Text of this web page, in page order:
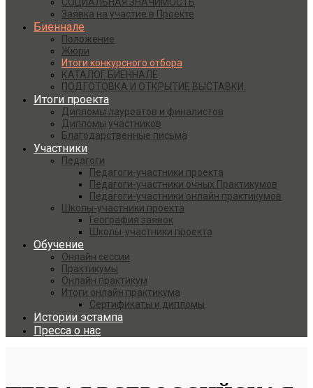
Заявка на участие в Проекте
Биеннале
Положение
Жюри
Итоги конкурсного отбора
КАТАЛОГ БИЕННАЛЕ
ПОДГОТОВКА И ОТКРЫТИЕ ВЫСТАВКИ.
Итоги проекта
Дипломы лауреатов и финалистов
Дипломы участников
Благодарственные письма
Участники
Педагоги
Педагоги-участники проекта
Педагоги-участники очных Практикумов
Педагоги-участники онлайн практикумов
Школы-участники проекта
География заявок
Школы-участники проекта
Обучение
Онлайн сессии
Практикумы
Онлайн практикум
Итоги онлайн практикума
Сертификаты и дипломы
Истории эстампа
Пресса о нас